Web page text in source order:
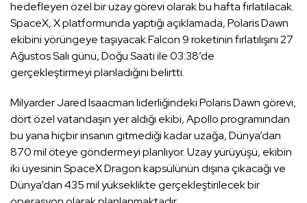
hedefleyen özel bir uzay görevi olarak bu hafta fırlatılacak.
SpaceX, X platformunda yaptığı açıklamada, Polaris Dawn
ekibini yörüngeye taşıyacak Falcon 9 roketinin fırlatılışını 27
Ağustos Salı günü, Doğu Saati ile 03:38’de
gerçekleştirmeyi planladığını belirtti.
Milyarder Jared Isaacman liderliğindeki Polaris Dawn görevi,
dört özel vatandaşın yer aldığı ekibi, Apollo programından
bu yana hiçbir insanın gitmediği kadar uzağa, Dünya’dan
870 mil öteye göndermeyi planlıyor. Uzay yürüyüşü, ekibin
iki üyesinin SpaceX Dragon kapsülünün dışına çıkacağı ve
Dünya’dan 435 mil yükseklikte gerçekleştirilecek bir